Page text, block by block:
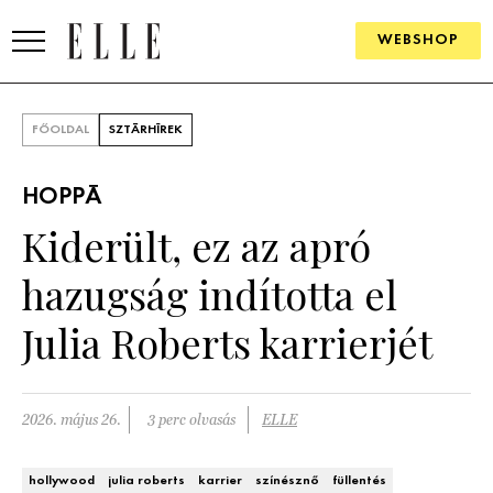
WEBSHOP
SZÉPSÉG
PSZICHÉ
ÉLETMÓD
PÁRKAPCSOLAT
FŐOLDAL SZTÁRHÍREK
HOPPÁ
Kiderült, ez az apró
hazugság indította el
Julia Roberts karrierjét
2026. május 26. 3 perc olvasás ELLE
hollywood julia roberts karrier színésznő füllentés